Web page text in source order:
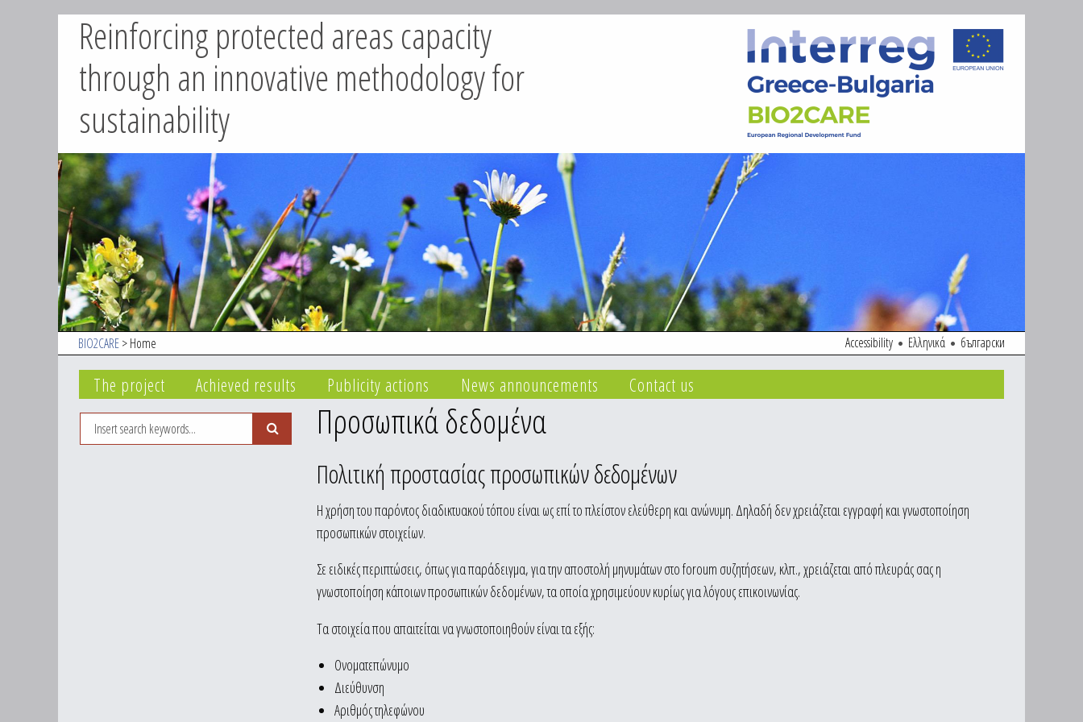
BIO2CARE
Reinforcing protected areas capacity
through an innovative methodology for
sustainability
BIO2CARE> Home Accessibility Ελληνικά български
The project Achieved results Publicity actions News announcements Contact us
Search Προσωπικά δεδομένα
Πολιτική προστασίας προσωπικών δεδομένων
Η χρήση του παρόντος διαδικτυακού τόπου είναι ως επί το πλείστον ελεύθερη και ανώνυμη. Δηλαδή δεν χρειάζεται εγγραφή και γνωστοποίηση
προσωπικών στοιχείων.
Σε ειδικές περιπτώσεις, όπως για παράδειγμα, για την αποστολή μηνυμάτων στο foroum συζητήσεων, κλπ., χρειάζεται από πλευράς σας η
γνωστοποίηση κάποιων προσωπικών δεδομένων, τα οποία χρησιμεύουν κυρίως για λόγους επικοινωνίας.
Τα στοιχεία που απαιτείται να γνωστοποιηθούν είναι τα εξής:
Ονοματεπώνυμο
Διεύθυνση
Αριθμός τηλεφώνου